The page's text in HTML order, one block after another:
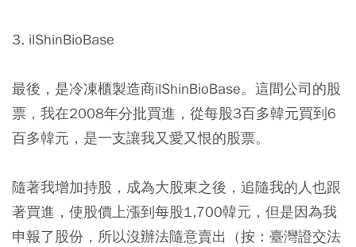
3. ilShinBioBase
最後，是冷凍櫃製造商ilShinBioBase。這間公司的股
票，我在2008年分批買進，從每股3百多韓元買到6
百多韓元，是一支讓我又愛又恨的股票。
隨著我增加持股，成為大股東之後，追隨我的人也跟
著買進，使股價上漲到每股1,700韓元，但是因為我
申報了股份，所以沒辦法隨意賣出（按：臺灣證交法